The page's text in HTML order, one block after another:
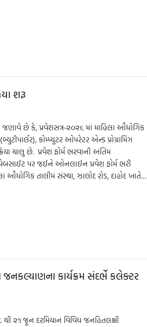
શરૂ
છે કે, પ્રવેશસત્ર-૨૦૨૬ માં માહિલા ઔધોગિક
કોમ્પ્યુટર ઓપરેટર એન્ડ પ્રોગ્રામિંગ
ચાલુ છે. પ્રવેશ ફોર્મ ભરવાની અંતિમ
પર જઈને ઓનલાઈન પ્રવેશ ફોર્મ ભરી
તાલીમ સંસ્થા, ઝાલોદ રોડ, દાહોદ ખાતે…
જનકલ્યાણના કાર્યક્રમ સંદર્ભે કલેક્ટર
૨૧ જૂન દરમિયાન વિવિધ જનહિતલક્ષી